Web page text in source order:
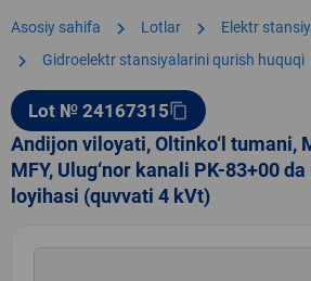
Asosiy sahifa chevron_right Lotlar chevron_right Elektr
chevron_right Gidroelektr stansiyalarini qurish huquqi
Lot № 24167315content_copy
Andijon viloyati, Oltinko‘l tumani,
MFY, Ulug‘nor kanali PK-83+00
loyihasi (quvvati 4 kVt)